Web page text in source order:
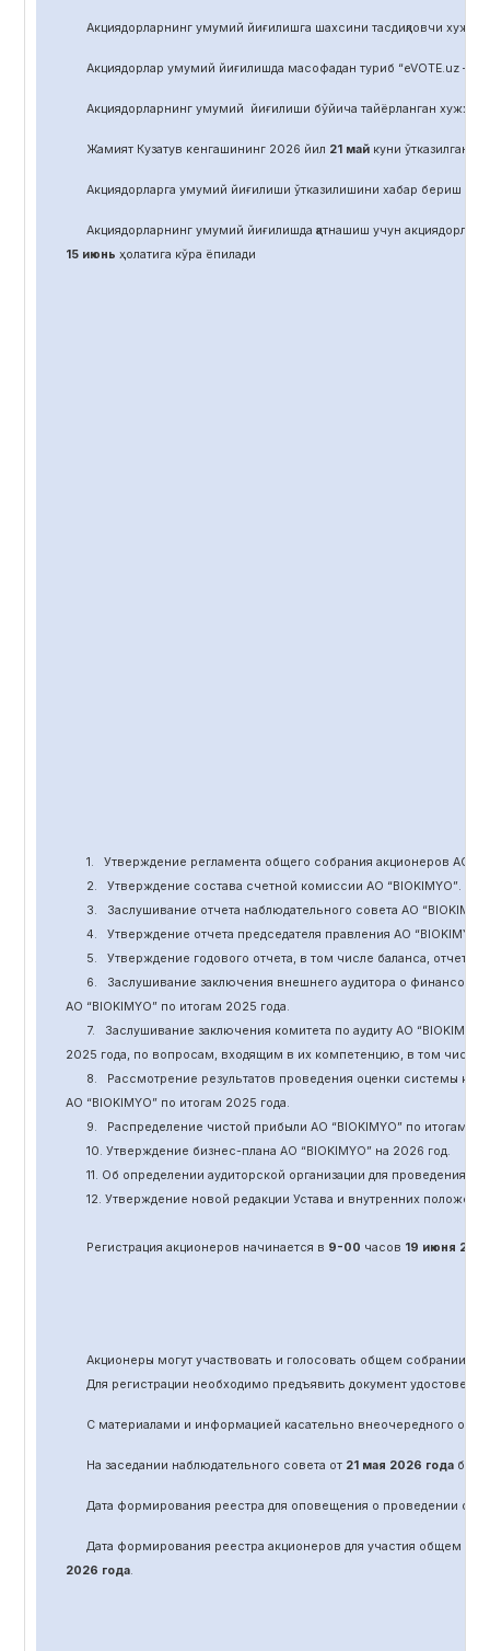
Акциядорларнинг умумий йиғилишга шахсини тасдиқловчи
Акциядорлар умумий йиғилишда масофадан туриб “eVOTE.uz –
Акциядорларнинг умумий йиғилиши бўйича тайёрланган
Жамият Кузатув кенгашининг 2026 йил 21 майкуни ўтказилган
Акциядорларга умумий йиғилиши ўтказилишини хабар бериш
Акциядорларнинг умумий йиғилишда қатнашиш учун акциядорлар
15 июнь ҳолатига кўра ёпилади
1. Утверждение регламента общего собрания акционеров АО “
2.
Утверждение состава счетной комиссии АО “BIOKIMYO”.
3.
Заслушивание отчета наблюдательного совета АО “BIOKIMYO
4.
Утверждение отчета председателя правления АО “BIOKIMYO
5.
Утверждение годового отчета, в том числе баланса, отчет о
6.
Заслушивание заключения внешнего аудитора о финансовой
АО “BIOKIMYO”по итогам 2025 года.
7.
Заслушивание заключения комитета по аудитуАО “BIOKIMYO
2025 года, по вопросам, входящим в их компетенцию, в том
8.
Рассмотрение результатов проведения оценки системы
АО “BIOKIMYO”по итогам 2025 года.
9.
Распределение чистой прибыли АО “BIOKIMYO”по итогам
10. Утверждение бизнес-плана АО “BIOKIMYO”на 2026 год.
11. Об определении аудиторской организации для проведения
12. Утверждение новой редакции Устава и внутренних
Регистрация акционеров начинается в 9-00 часов 19 июня 202
Акционеры могут участвовать и голосовать общем собрании
Для регистрации необходимо предъявить документ
С материалами и информацией касательно внеочередного
На заседании наблюдательного совета от 21 мая 2026 годабыло
Дата формирования реестра для оповещения о проведении
Дата формирования реестра акционеров для участия общем
2026 года.